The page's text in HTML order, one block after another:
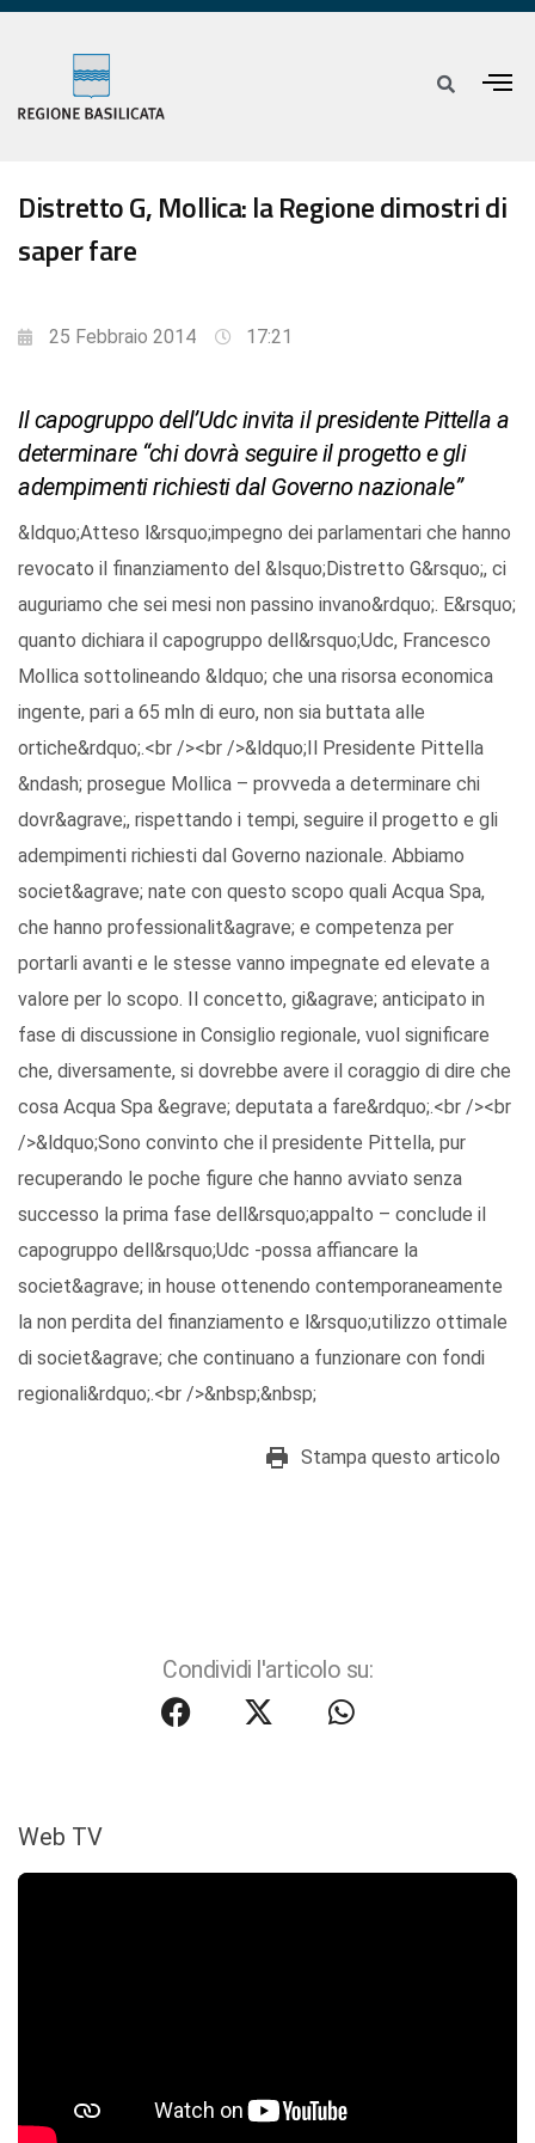
Distretto G, Mollica: la Regione dimostri di
saper fare
25 Febbraio 2014 17:21
Il capogruppo dell’Udc invita il presidente Pittella a
determinare “chi dovrà seguire il progetto e gli
adempimenti richiesti dal Governo nazionale”
&ldquo;Atteso l&rsquo;impegno dei parlamentari che hanno
revocato il finanziamento del &lsquo;Distretto G&rsquo;, ci
auguriamo che sei mesi non passino invano&rdquo;. E&rsquo;
quanto dichiara il capogruppo dell&rsquo;Udc, Francesco
Mollica sottolineando &ldquo; che una risorsa economica
ingente, pari a 65 mln di euro, non sia buttata alle
ortiche&rdquo;.<br /><br />&ldquo;Il Presidente Pittella
&ndash; prosegue Mollica – provveda a determinare chi
dovr&agrave;, rispettando i tempi, seguire il progetto e gli
adempimenti richiesti dal Governo nazionale. Abbiamo
societ&agrave; nate con questo scopo quali Acqua Spa,
che hanno professionalit&agrave; e competenza per
portarli avanti e le stesse vanno impegnate ed elevate a
valore per lo scopo. Il concetto, gi&agrave; anticipato in
fase di discussione in Consiglio regionale, vuol significare
che, diversamente, si dovrebbe avere il coraggio di dire che
cosa Acqua Spa &egrave; deputata a fare&rdquo;.<br /><br
/>&ldquo;Sono convinto che il presidente Pittella, pur
recuperando le poche figure che hanno avviato senza
successo la prima fase dell&rsquo;appalto – conclude il
capogruppo dell&rsquo;Udc -possa affiancare la
societ&agrave; in house ottenendo contemporaneamente
la non perdita del finanziamento e l&rsquo;utilizzo ottimale
di societ&agrave; che continuano a funzionare con fondi
regionali&rdquo;.<br />&nbsp;&nbsp;
Stampa questo articolo
Condividi l'articolo su:
Web TV